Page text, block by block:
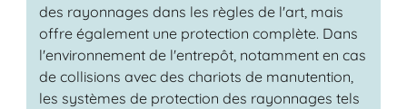
des rayonnages dans les règles de l'art, mais
offre également une protection complète. Dans
l'environnement de l'entrepôt, notamment en cas
de collisions avec des chariots de manutention,
les systèmes de protection des rayonnages tels